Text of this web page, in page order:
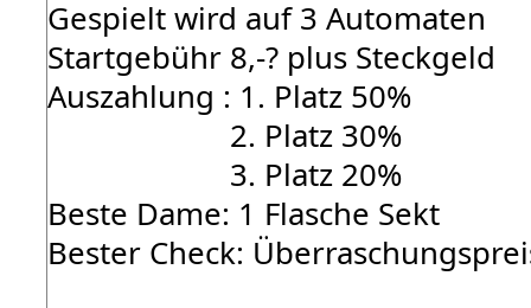
Gespielt wird auf 3 Automaten
Startgebühr 8,-? plus Steckgeld
Auszahlung : 1. Platz 50%
2. Platz 30%
3. Platz 20%
Beste Dame: 1 Flasche Sekt
Bester Check: